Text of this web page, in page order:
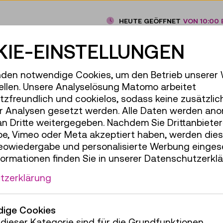
ENTDECKEN
HEUTE GEÖFFNET VON 10:00
EINSTELLUNGEN
notwendige Cookies, um den Betrieb unserer
Unsere Analyselösung Matomo arbeitet
und cookielos, sodass keine
Analysen gesetzt werden. Alle Daten werden
Dritte weitergegeben. Nachdem Sie
Vimeo oder Meta akzeptiert haben, werden
und personalisierte Werbung
finden Sie in unserer
Cookies